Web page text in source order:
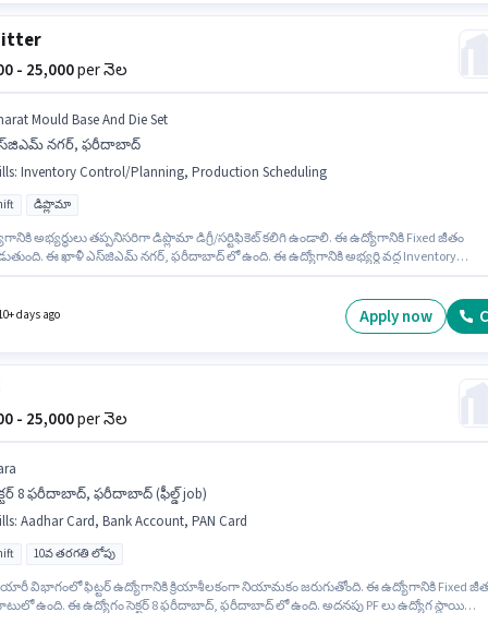
- 25,000per నెల
Mould Base And Die Set
నగర్, ఫరీదాబాద్
: Inventory Control/Planning, Production Scheduling
డిప్లొమా
అభ్యర్థులు తప్పనిసరిగా డిప్లొమా డిగ్రీ/సర్టిఫికెట్ కలిగి ఉండాలి. ఈ ఉద్యోగానికి Fixed జీతం
ఈ ఖాళీ ఎస్‌జిఎమ్ నగర్, ఫరీదాబాద్ లో ఉంది. ఈ ఉద్యోగానికి అభ్యర్థి వద్ద Inventory
ఉంటాయి.
days ago Apply now
- 25,000per నెల
8 ఫరీదాబాద్, ఫరీదాబాద్ (ఫీల్డ్ job)
: Aadhar Card, Bank Account, PAN Card
10వ తరగతి లోపు
విభాగంలో ఫిట్టర్ ఉద్యోగానికి క్రియాశీలకంగా నియామకం జరుగుతోంది. ఈ ఉద్యోగానికి Fixed
ఉంది. ఈ ఉద్యోగం సెక్టర్ 8 ఫరీదాబాద్, ఫరీదాబాద్ లో ఉంది. అదనపు PF లు ఉద్యోగ స్థాయి